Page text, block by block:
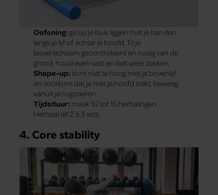
Oefening: ga op je buik liggen met je handen
langs je lijf of achter je hoofd. Til je
bovenlichaam gecontroleerd en rustig van de
grond, houd even vast en laat weer zakken.
Shape-up: kom niet te hoog met je bovenlijf
en voorkom dat je met je hoofd trekt, beweeg
vanuit je rugspieren.
Tijdsduur: maak 10 tot 15 herhalingen.
Herhaal dit 2 à 3 sets.
4. Core stability